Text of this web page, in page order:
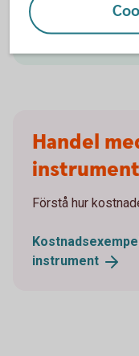
skillnaden
Handel
instrument
Förstå hur
instrument